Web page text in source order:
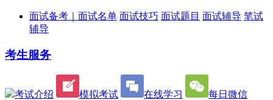
面试备考｜ 面试名单 面试技巧 面试题目 面试辅导 笔试
辅导
考生服务
考试介绍 模拟考试 在线学习 每日微信